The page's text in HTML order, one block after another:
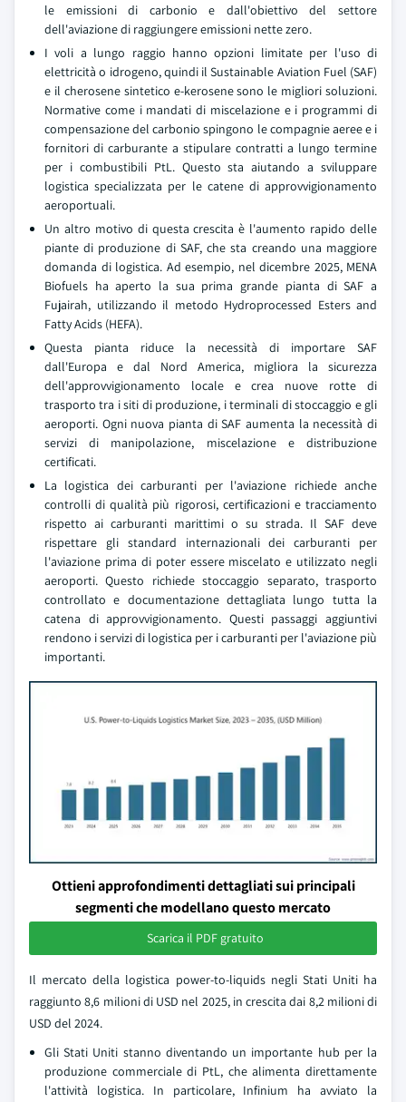
le emissioni di carbonio e dall'obiettivo del settore
dell'aviazione di raggiungere emissioni nette zero.
I voli a lungo raggio hanno opzioni limitate per l'uso di
elettricità o idrogeno, quindi il Sustainable Aviation Fuel (SAF)
e il cherosene sintetico e-kerosene sono le migliori soluzioni.
Normative come i mandati di miscelazione e i programmi di
compensazione del carbonio spingono le compagnie aeree e i
fornitori di carburante a stipulare contratti a lungo termine
per i combustibili PtL. Questo sta aiutando a sviluppare
logistica specializzata per le catene di approvvigionamento
aeroportuali.
Un altro motivo di questa crescita è l'aumento rapido delle
piante di produzione di SAF, che sta creando una maggiore
domanda di logistica. Ad esempio, nel dicembre 2025, MENA
Biofuels ha aperto la sua prima grande pianta di SAF a
Fujairah, utilizzando il metodo Hydroprocessed Esters and
Fatty Acids (HEFA).
Questa pianta riduce la necessità di importare SAF
dall'Europa e dal Nord America, migliora la sicurezza
dell'approvvigionamento locale e crea nuove rotte di
trasporto tra i siti di produzione, i terminali di stoccaggio e gli
aeroporti. Ogni nuova pianta di SAF aumenta la necessità di
servizi di manipolazione, miscelazione e distribuzione
certificati.
La logistica dei carburanti per l'aviazione richiede anche
controlli di qualità più rigorosi, certificazioni e tracciamento
rispetto ai carburanti marittimi o su strada. Il SAF deve
rispettare gli standard internazionali dei carburanti per
l'aviazione prima di poter essere miscelato e utilizzato negli
aeroporti. Questo richiede stoccaggio separato, trasporto
controllato e documentazione dettagliata lungo tutta la
catena di approvvigionamento. Questi passaggi aggiuntivi
rendono i servizi di logistica per i carburanti per l'aviazione più
importanti.
Ottieni approfondimenti dettagliati sui principali
segmenti che modellano questo mercato
Scarica il PDF gratuito
Il mercato della logistica power-to-liquids negli Stati Uniti ha
raggiunto 8,6 milioni di USD nel 2025, in crescita dai 8,2 milioni di
USD del 2024.
Gli Stati Uniti stanno diventando un importante hub per la
produzione commerciale di PtL, che alimenta direttamente
l'attività logistica. In particolare, Infinium ha avviato la